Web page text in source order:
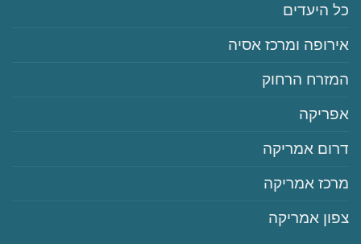
‏כל היעדים
‏אירופה ומרכז אסיה
‏המזרח הרחוק
‏אפריקה
‏דרום אמריקה
‏מרכז אמריקה
‏צפון אמריקה